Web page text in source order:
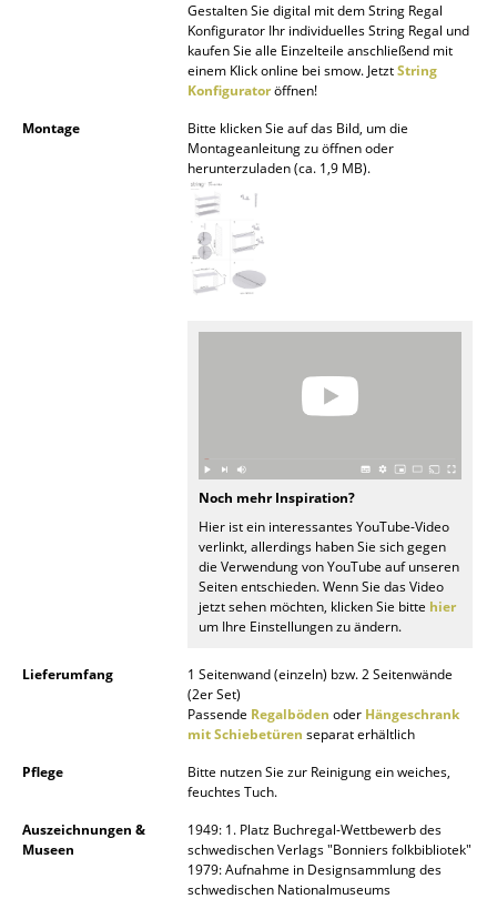
Nachttische & Bettzubehör
Figuren & Miniaturen
Teppiche
Vorhänge
... alle Accessoires
Gestalten Sie digital mit dem String Regal
Konfigurator Ihr individuelles String Regal und
kaufen Sie alle Einzelteile anschließend mit
einem Klick online bei smow. JetztString
Konfiguratoröffnen!
Montage
Bitte klicken Sie auf das Bild, um die
Montageanleitung zu öffnen oder
herunterzuladen (ca. 1,9 MB).
Noch mehr Inspiration?
Hier ist ein interessantes YouTube-Video
verlinkt, allerdings haben Sie sich gegen
die Verwendung von YouTube auf unseren
Seiten entschieden. Wenn Sie das Video
jetzt sehen möchten, klicken Sie bitte hier
um Ihre Einstellungen zu ändern.
Lieferumfang
1 Seitenwand (einzeln) bzw. 2 Seitenwände
(2er Set)
Passende Regalböden oder Hängeschrank
mit Schiebetüren separat erhältlich
Pflege
Bitte nutzen Sie zur Reinigung ein weiches,
feuchtes Tuch.
Auszeichnungen &
Museen
1949: 1. Platz Buchregal-Wettbewerb des
schwedischen Verlags "Bonniers folkbibliotek"
1979: Aufnahme in Designsammlung des
schwedischen Nationalmuseums